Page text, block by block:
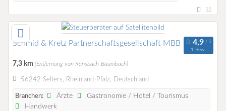
32
Schmid & Kretz Partnerschaftsgesellschaft MBB
1 Bew.
7,3 km (Entfernung von Ransbach-Baumbach)
56242 Selters, Rheinland-Pfalz, Deutschland
Branchen: Ärzte
Gastronomie / Hotel / Tourismus
Handwerk